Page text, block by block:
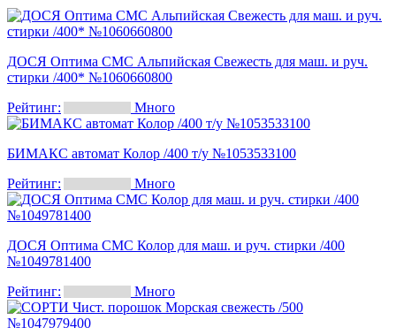
ДОСЯ Оптима СМС Альпийская Свежесть для маш. и руч.
стирки /400* №1060660800
Рейтинг:
Много
БИМАКС автомат Колор /400 т/у №1053533100
Рейтинг:
Много
ДОСЯ Оптима СМС Колор для маш. и руч. стирки /400
№1049781400
Рейтинг:
Много